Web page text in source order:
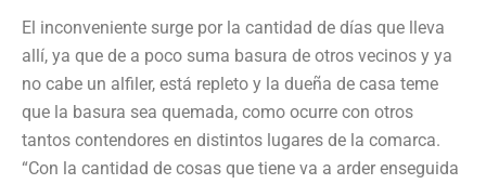
El inconveniente surge por la cantidad de días que lleva
allí, ya que de a poco suma basura de otros vecinos y ya
no cabe un alfiler, está repleto y la dueña de casa teme
que la basura sea quemada, como ocurre con otros
tantos contendores en distintos lugares de la comarca.
“Con la cantidad de cosas que tiene va a arder enseguida